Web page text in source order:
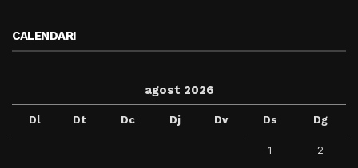
CALENDARI
agost 2026
Dl Dt Dc Dj Dv Ds Dg
1 2